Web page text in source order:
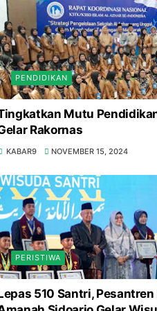
PENDIDIKAN
Mutu
Rakornas
KABAR9 NOVEMBER 15, 2024
PERISTIWA
510 Santri,